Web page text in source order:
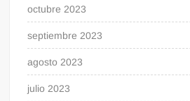
octubre 2023
septiembre 2023
agosto 2023
julio 2023